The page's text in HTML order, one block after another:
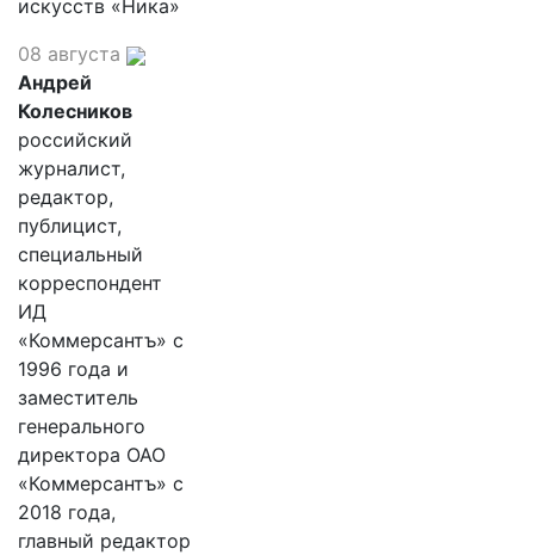
искусств «Ника»
08 августа
Андрей
Колесников
российский
журналист,
редактор,
публицист,
специальный
корреспондент
ИД
«Коммерсантъ» с
1996 года и
заместитель
генерального
директора ОАО
«Коммерсантъ» с
2018 года,
главный редактор